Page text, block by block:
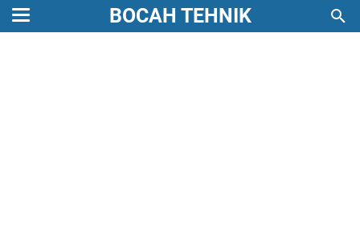
BOCAH TEHNIK